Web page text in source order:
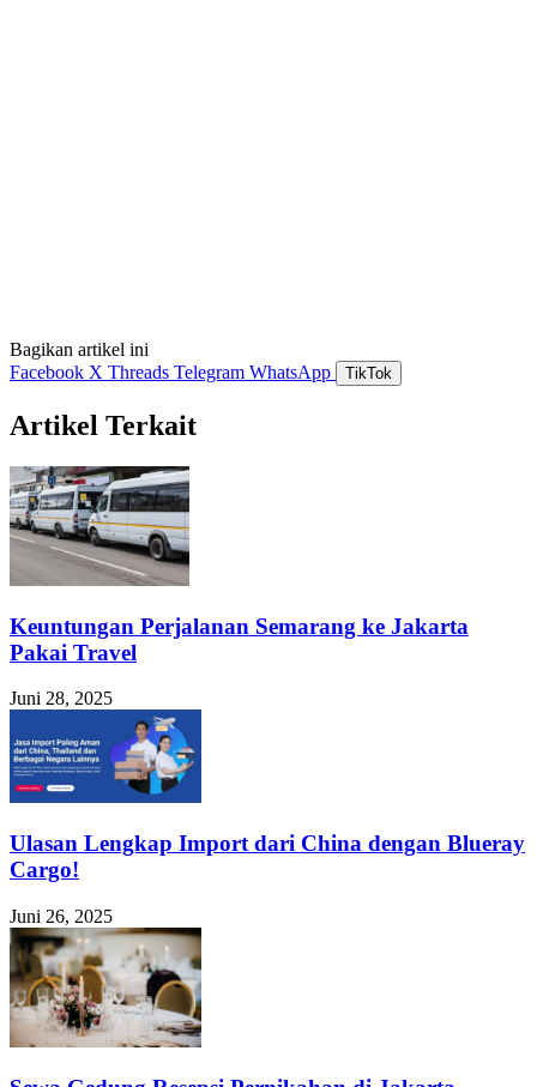
Bagikan artikel ini
Facebook X Threads Telegram WhatsApp TikTok
Artikel Terkait
Keuntungan Perjalanan Semarang ke Jakarta
Pakai Travel
Juni 28, 2025
Ulasan Lengkap Import dari China dengan Blueray
Cargo!
Juni 26, 2025